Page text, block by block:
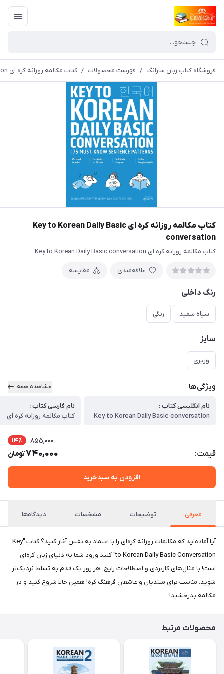
فروشگاه کتاب زبان سارانگ / فهرست محصولات / کتاب مکالمه روزانه کره ای Key to Korean Daily Basic conversation
کتاب مکالمه روزانه کره ای Key to Korean Daily Basic
conversation
کتاب مکالمه روزانه کره ای Key to Korean Daily Basic conversation
علاقه‌مندی مقایسه
رنگ داخلی
سیاه سفید رنگی
سایز
وزیری
ویژگی‌ها مشاهده همه
نام انگلیسی کتاب :
Key to Korean Daily Basic conversation
نام فارسی کتاب :
کتاب مکالمه روزانه کره ای
قیمت:
855,000 14٪
740,000تومان
افزودن به سبدخرید
معرفی توضیحات مشخصات دیدگاه‌ها
آیا آماده‌اید که مکالمات روزانه کره‌ای را با اعتماد به نفس آغاز کنید؟ کتاب "Key
to Korean Daily Basic Conversation" کلید ورود شما به دنیای زبان کره‌ای
است! با مثال‌های کاربردی و اصطلاحات رایج، هر روز یک قدم به تسلط نزدیک‌تر
شوید. مناسب برای مبتدیان و عاشقان فرهنگ کره! همین حالا شروع کنید و در
مکالمه بدرخشید!
محصولات مرتبط